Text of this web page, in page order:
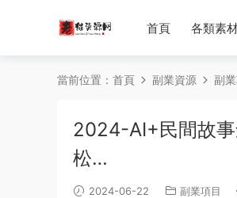
首頁 各類素
當前位置： 首頁 副業資源 副
2024-AI+民間故
松…
2024-06-22 副業項目